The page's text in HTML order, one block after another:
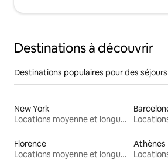
Destinations à découvrir
Destinations populaires pour des
New York
Locations moyenne et longue durée
Florence
Locations moyenne et longue durée
Athènes